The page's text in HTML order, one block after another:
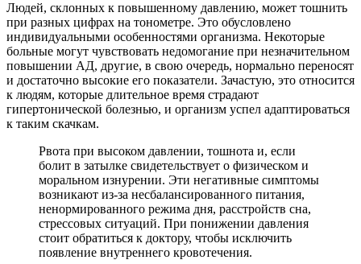
Людей, склонных к повышенному давлению, может тошнить
при разных цифрах на тонометре. Это обусловлено
индивидуальными особенностями организма. Некоторые
больные могут чувствовать недомогание при незначительном
повышении АД, другие, в свою очередь, нормально переносят
и достаточно высокие его показатели. Зачастую, это относится
к людям, которые длительное время страдают
гипертонической болезнью, и организм успел адаптироваться
к таким скачкам.
Рвота при высоком давлении, тошнота и, если
болит в затылке свидетельствует о физическом и
моральном изнурении. Эти негативные симптомы
возникают из-за несбалансированного питания,
ненормированного режима дня, расстройств сна,
стрессовых ситуаций. При понижении давления
стоит обратиться к доктору, чтобы исключить
появление внутреннего кровотечения.